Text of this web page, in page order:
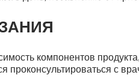
компонентов
проконсультироваться с